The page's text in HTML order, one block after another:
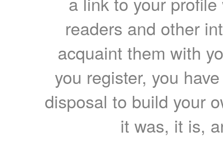
readers and other
acquaint them with
you register, you
disposal to build your
it was, it is,